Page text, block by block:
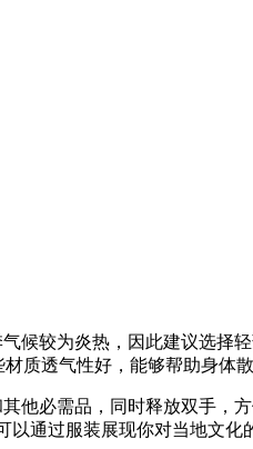
候较为炎热，因此建议选择
质透气性好，能够帮助身体散
他必需品，同时释放双手，
通过服装展现你对当地文化